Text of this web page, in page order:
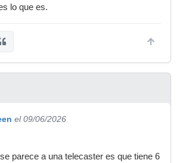
lo que es.
el 09/06/2026
parece a una telecaster es que tiene 6